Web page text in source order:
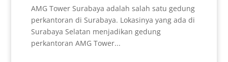
AMG Tower Surabaya adalah salah satu gedung
perkantoran di Surabaya. Lokasinya yang ada di
Surabaya Selatan menjadikan gedung
perkantoran AMG Tower...